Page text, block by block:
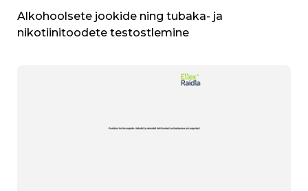
Alkohoolsete jookide ning tubaka- ja
nikotiinitoodete testostlemine